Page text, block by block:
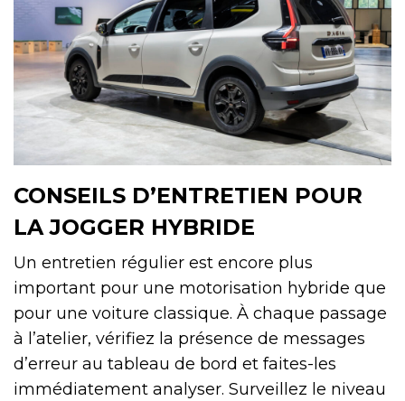
CONSEILS D’ENTRETIEN POUR
LA JOGGER HYBRIDE
Un entretien régulier est encore plus
important pour une motorisation hybride que
pour une voiture classique. À chaque passage
à l’atelier, vérifiez la présence de messages
d’erreur au tableau de bord et faites-les
immédiatement analyser. Surveillez le niveau